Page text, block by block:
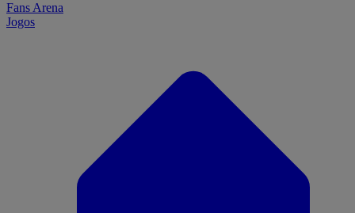
Fans Arena
Jogos